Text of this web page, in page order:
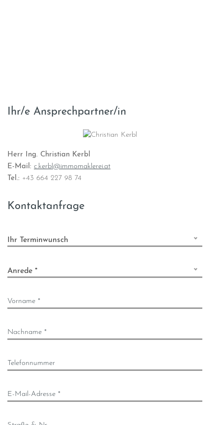
Ihr/e Ansprechpartner/in
Herr Ing. Christian Kerbl
E-Mail: c.kerbl@immomaklerei.at
Tel.: +43 664 227 98 74
Kontaktanfrage
Ihr Terminwunsch
Anrede *
Vorname *
Nachname *
Telefonnummer
E-Mail-Adresse *